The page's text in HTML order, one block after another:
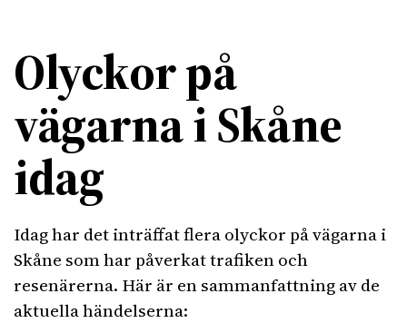
Olyckor på
vägarna i Skåne
idag
Idag har det inträffat flera olyckor på vägarna i
Skåne som har påverkat trafiken och
resenärerna. Här är en sammanfattning av de
aktuella händelserna: